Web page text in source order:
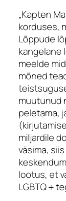
„Kapten
korduses,
Lõppude
kangelane
meelde
mõned
muutunud
peletama,
miljardile
väsima,
lootus, et
LGBTQ＋